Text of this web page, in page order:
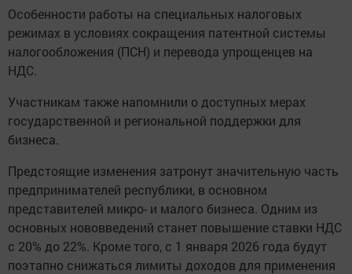
Особенности работы на специальных налоговых
режимах в условиях сокращения патентной системы
налогообложения (ПСН) и перевода упрощенцев на
НДС.
Участникам также напомнили о доступных мерах
государственной и региональной поддержки для
бизнеса.
Предстоящие изменения затронут значительную часть
предпринимателей республики, в основном
представителей микро- и малого бизнеса. Одним из
основных нововведений станет повышение ставки НДС
с 20% до 22%. Кроме того, с 1 января 2026 года будут
поэтапно снижаться лимиты доходов для применения